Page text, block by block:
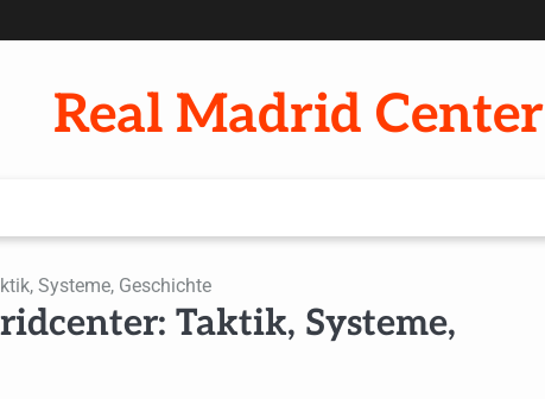
Real Madrid Center
Systeme, Geschichte
Taktik, Systeme,